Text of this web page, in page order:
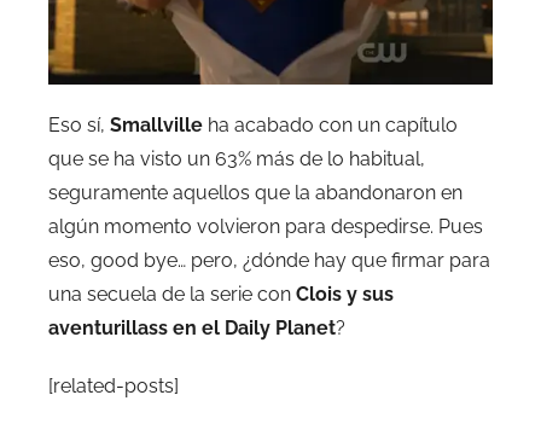
Eso sí, Smallville ha acabado con un capítulo
que se ha visto un 63% más de lo habitual,
seguramente aquellos que la abandonaron en
algún momento volvieron para despedirse. Pues
eso, good bye… pero, ¿dónde hay que firmar para
una secuela de la serie con Clois y sus
aventurillass en el Daily Planet?
[related-posts]